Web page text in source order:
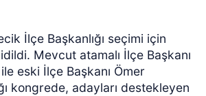
İlçe Başkanlığı seçimi için
Mevcut atamalı İlçe Başkanı
eski İlçe Başkanı Ömer
kongrede, adayları destekleyen